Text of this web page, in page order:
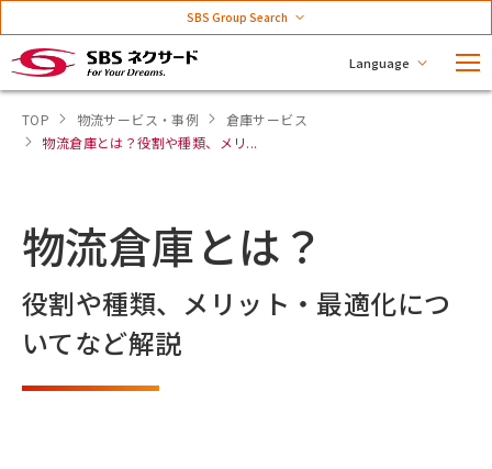
Language
SBS Group Search
TOP 物流サービス・事例
倉庫サービス
物流倉庫とは？役割や種類、メリ...
物流倉庫とは？
役割や種類、メリット・最適化につ
いてなど解説